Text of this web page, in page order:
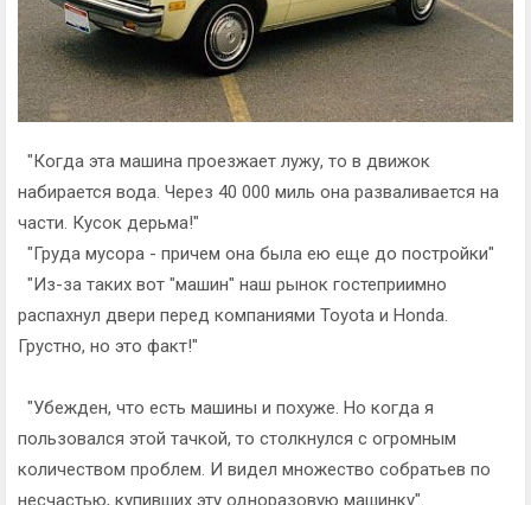
"Когда эта машина проезжает лужу, то в движок
набирается вода. Через 40 000 миль она разваливается на
части. Кусок дерьма!"
"Груда мусора - причем она была ею еще до постройки"
"Из-за таких вот "машин" наш рынок гостеприимно
распахнул двери перед компаниями Toyota и Honda.
Грустно, но это факт!"
"Убежден, что есть машины и похуже. Но когда я
пользовался этой тачкой, то столкнулся с огромным
количеством проблем. И видел множество собратьев по
несчастью, купивших эту одноразовую машинку".